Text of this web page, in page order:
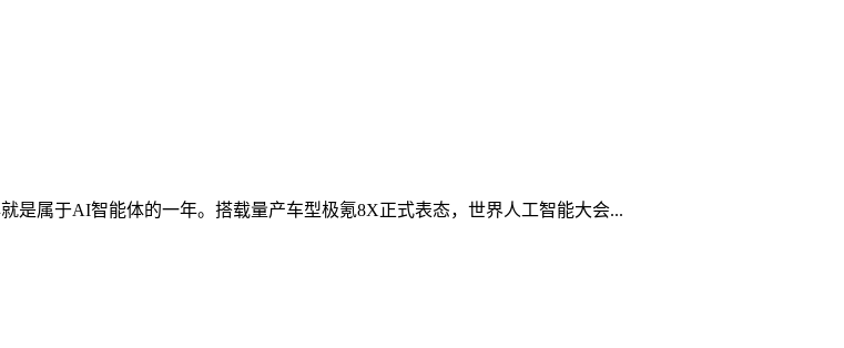
是属于AI智能体的一年。搭载量产车型极氪8X正式表态，世界人工智能大会...